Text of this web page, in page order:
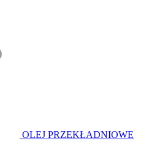
OLEJ PRZEKŁADNIOWE